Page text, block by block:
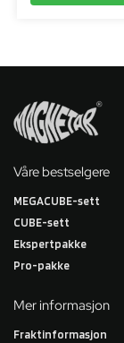
Våre bestselgere
MEGACUBE-sett
CUBE-sett
Ekspertpakke
Pro-pakke
Mer informasjon
Fraktinformasjon